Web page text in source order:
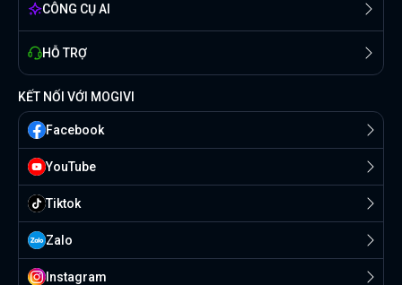
CÔNG CỤ AI
HỖ TRỢ
KẾT NỐI VỚI MOGIVI
Facebook
YouTube
Tiktok
Zalo
Instagram